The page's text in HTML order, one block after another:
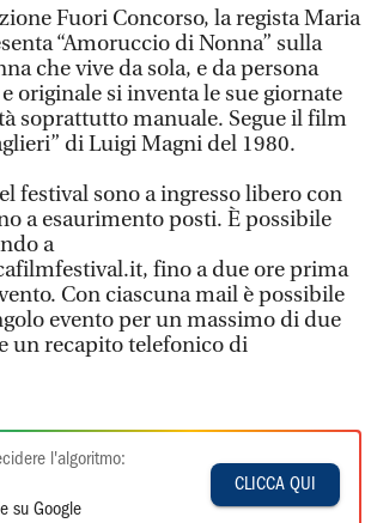
Fuori Concorso, la regista Maria
“Amoruccio di Nonna” sulla
che vive da sola, e da persona
originale si inventa le sue giornate
soprattutto manuale. Segue il film
di Luigi Magni del 1980.
festival sono a ingresso libero con
a esaurimento posti. È possibile
a
fino a due ore prima
Con ciascuna mail è possibile
evento per un massimo di due
un recapito telefonico di
l'algoritmo:
su Google
CLICCA QUI